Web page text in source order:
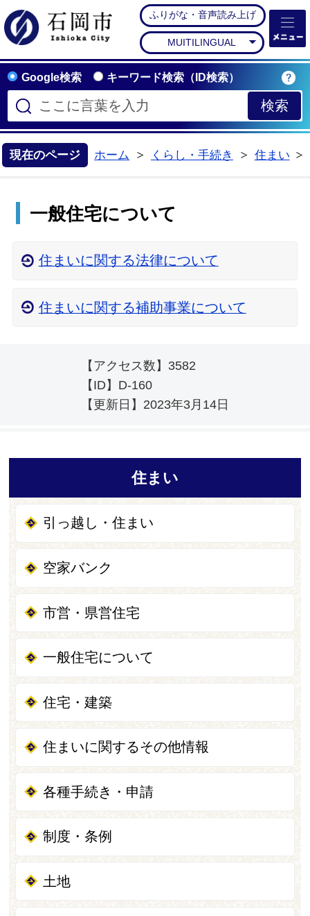
石岡市公式ホームペー
ふりがな・音声読み上げ
MUITILINGUAL
Google検索 キーワード検索（ID検索）
現在のページ ホーム
くらし・手続き
住まい
一般住宅について
住まいに関する法律について
住まいに関する補助事業について
【アクセス数】 3582
【ID】 D-160
【更新日】 2023年3月14日
住まい
引っ越し・住まい
空家バンク
市営・県営住宅
一般住宅について
住宅・建築
住まいに関するその他情報
各種手続き・申請
制度・条例
土地